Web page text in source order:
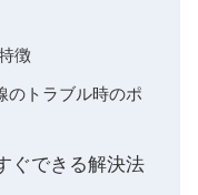
徴
のトラブル時のポ
ぐできる解決法